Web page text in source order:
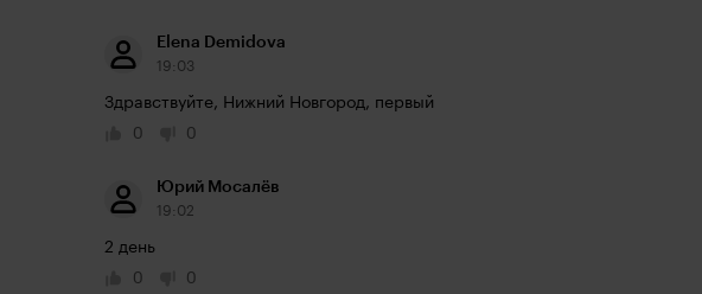
Elena Demidova
19:03
Здравствуйте, Нижний Новгород, первый
0
0
Юрий Мосалёв
19:02
2 день
0
0